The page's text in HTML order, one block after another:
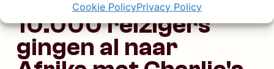
Cookie PolicyPrivacy Policy
10.000 reizigers
gingen al naar